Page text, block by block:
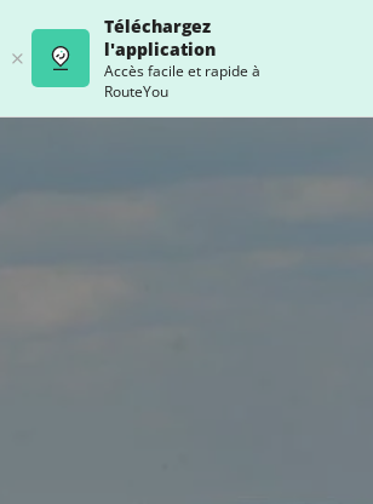
Téléchargez
l'application
Accès facile et rapide à
RouteYou